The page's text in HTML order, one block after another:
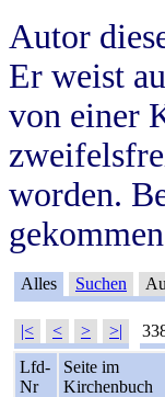
Autor
Er weist
von einer
worden.
Alles Suchen
|< < > >|
Lfd-
Nr
Seite im
Kirchenbuch